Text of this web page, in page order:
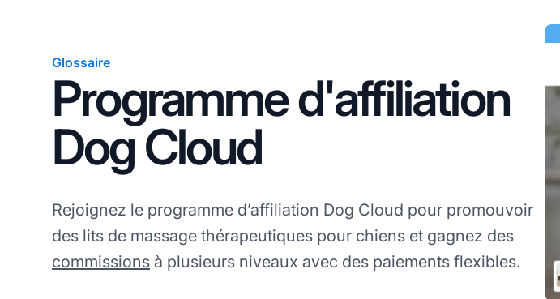
Glossaire
Programme d'affiliation
Dog Cloud
Rejoignez le programme d’affiliation Dog Cloud pour promouvoir
des lits de massage thérapeutiques pour chiens et gagnez des
commissions à plusieurs niveaux avec des paiements flexibles.